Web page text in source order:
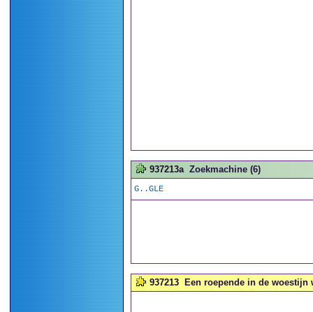
937213a Zoekmachine (6)
G..GLE
937213 Een roepende in de